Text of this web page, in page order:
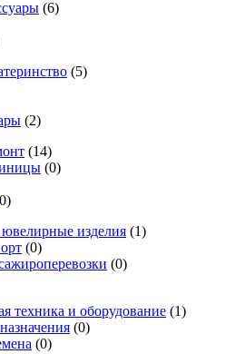
(6)
(5)
(2)
(14)
(0)
изделия (1)
(0)
(0)
техника и оборудование (1)
(0)
(0)